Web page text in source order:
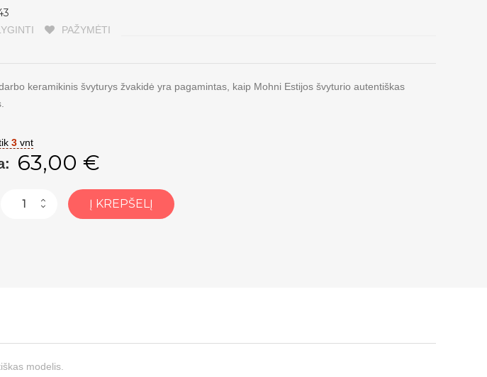
PAŽYMĖTI
keramikinis švyturys žvakidė yra pagamintas, kaip Mohni Estijos švyturio autentiškas
3 vnt
63,00 €
Į KREPŠELĮ
modelis.